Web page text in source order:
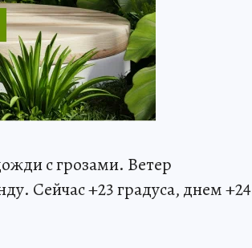
с грозами. Ветер
Сейчас +23 градуса, днем +24